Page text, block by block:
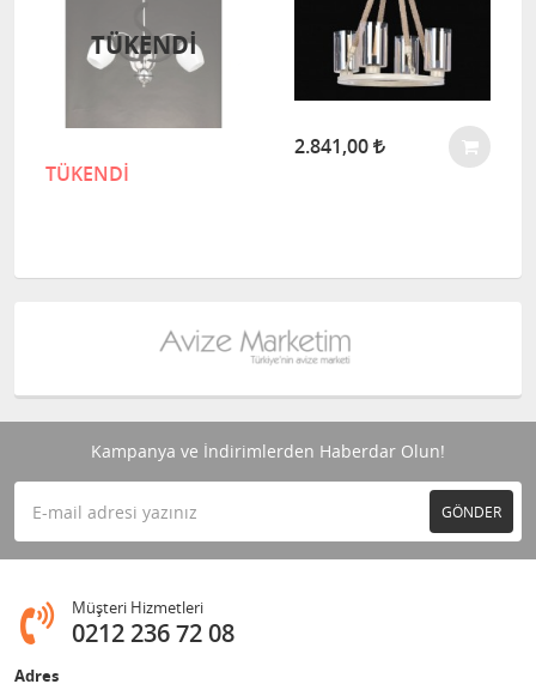
TÜKENDİ
TÜKENDİ
2.841,00
Kampanya ve İndirimlerden Haberdar Olun!
GÖNDER
Müşteri Hizmetleri
0212 236 72 08
Adres